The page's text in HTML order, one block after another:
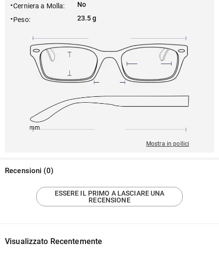
Cerniera a Molla:
No
Peso: 23.5 g
145mm
Mostra in pollici
Recensioni (0)
ESSERE IL PRIMO A LASCIARE UNA
RECENSIONE
Visualizzato Recentemente